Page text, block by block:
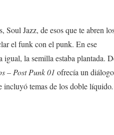
Jazz, de esos que te abren
el funk con el punk. En ese
igual, la semilla estaba plantada.
– Post Punk 01 ofrecía un
incluyó temas de los doble líquido.